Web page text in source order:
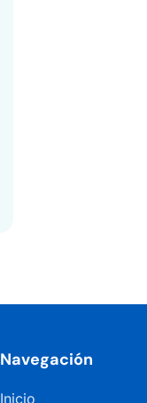
Navegación
Inicio